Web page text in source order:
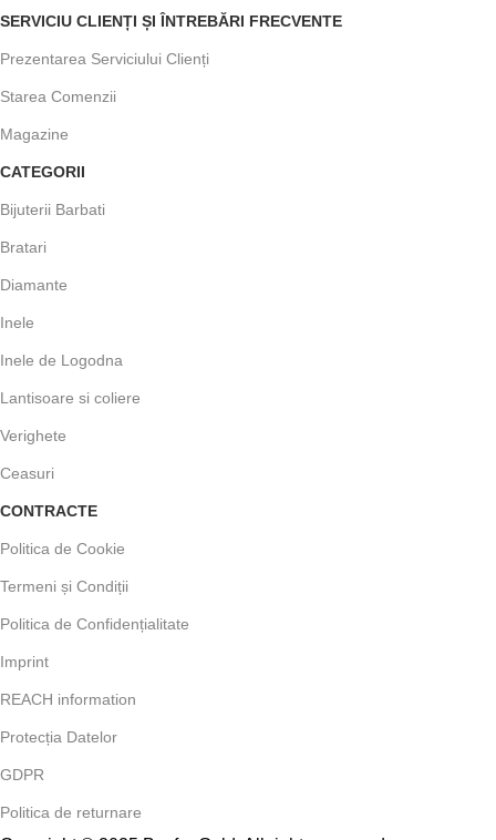
SERVICIU CLIENȚI ȘI ÎNTREBĂRI FRECVENTE
Prezentarea Serviciului Clienți
Starea Comenzii
Magazine
CATEGORII
Bijuterii Barbati
Bratari
Diamante
Inele
Inele de Logodna
Lantisoare si coliere
Verighete
Ceasuri
CONTRACTE
Politica de Cookie
Termeni și Condiții
Politica de Confidențialitate
Imprint
REACH information
Protecția Datelor
GDPR
Politica de returnare